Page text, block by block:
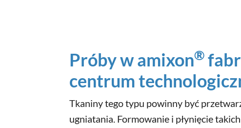
Próby w amixon®
centrum
Tkaniny tego typu powinny być
ugniatania. Formowanie i płynięcie